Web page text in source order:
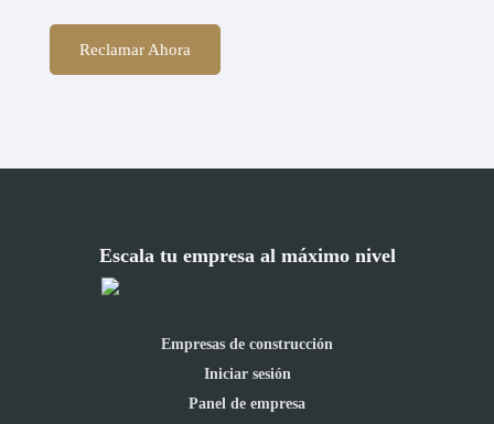
Reclamar Ahora
Escala tu empresa al máximo nivel
Empresas de construcción
Iniciar sesión
Panel de empresa